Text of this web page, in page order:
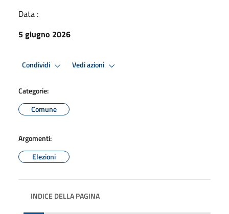
Data :
5 giugno 2026
Condividi Vedi azioni
Categorie:
Comune
Argomenti:
Elezioni
INDICE DELLA PAGINA